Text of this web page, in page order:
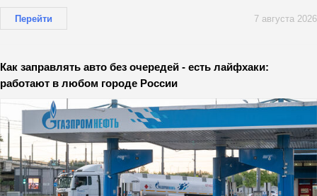
Перейти 7 августа 2026
Как заправлять авто без очередей - есть лайфхаки:
работают в любом городе России